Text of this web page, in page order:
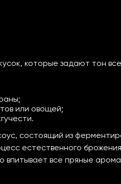
которые задают тон
или овощей;
состоящий из
естественного
все пряные